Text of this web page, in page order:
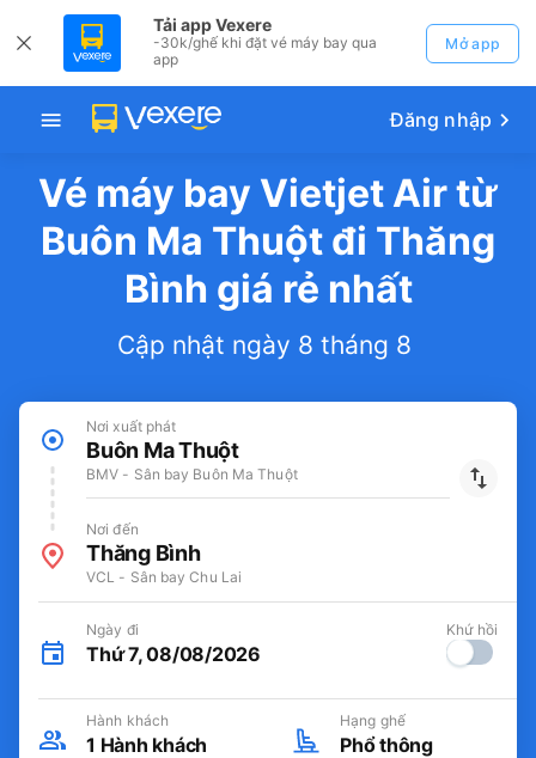
Tải app Vexere
-30k/ghế khi đặt vé máy bay qua
app
Mở app
Đăng nhập
Vé máy bay Vietjet Air từ
Buôn Ma Thuột đi Thăng
Bình giá rẻ nhất
Cập nhật ngày 8 tháng 8
Nơi xuất phát
Buôn Ma Thuột
BMV - Sân bay Buôn Ma Thuột
Nơi đến
Thăng Bình
VCL - Sân bay Chu Lai
Ngày đi
Thứ 7, 08/08/2026
Khứ hồi
Hành khách
1 Hành khách
Hạng ghế
Phổ thông